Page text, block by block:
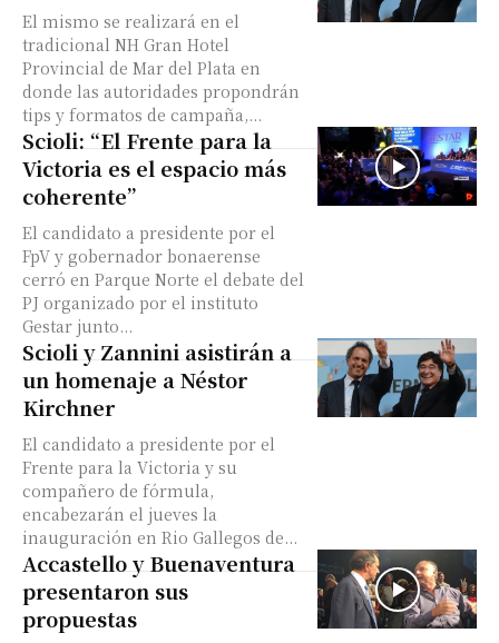
El mismo se realizará en el
tradicional NH Gran Hotel
Provincial de Mar del Plata en
donde las autoridades propondrán
tips y formatos de campaña,...
Scioli: “El Frente para la
Victoria es el espacio más
coherente”
El candidato a presidente por el
FpV y gobernador bonaerense
cerró en Parque Norte el debate del
PJ organizado por el instituto
Gestar junto...
Scioli y Zannini asistirán a
un homenaje a Néstor
Kirchner
El candidato a presidente por el
Frente para la Victoria y su
compañero de fórmula,
encabezarán el jueves la
inauguración en Rio Gallegos de...
Accastello y Buenaventura
presentaron sus
propuestas